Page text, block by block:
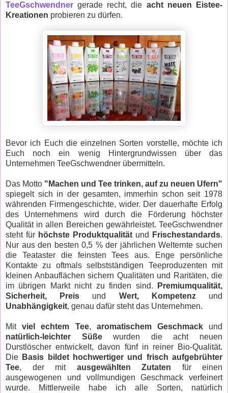
TeeGschwendner gerade recht, die acht neuen Eistee-
Kreationen probieren zu dürfen.
Bevor ich Euch die einzelnen Sorten vorstelle, möchte ich
Euch noch ein wenig Hintergrundwissen über das
Unternehmen TeeGschwendner übermitteln.
Das Motto "Machen und Tee trinken, auf zu neuen Ufern"
spiegelt sich in der gesamten, immerhin schon seit 1978
währenden Firmengeschichte, wider. Der dauerhafte Erfolg
des Unternehmens wird durch die Förderung höchster
Qualität in allen Bereichen gewährleistet. TeeGschwendner
steht für höchste Produktqualität und Frischestandards.
Nur aus den besten 0,5 % der jährlichen Welternte suchen
die Teataster die feinsten Tees aus. Enge persönliche
Kontakte zu oftmals selbstständigen Teeproduzenten mit
kleinen Anbauflächen sichern Qualitäten und Raritäten, die
im übrigen Markt nicht zu finden sind.
Premiumqualität,
Sicherheit, Preis und Wert, Kompetenz und
Unabhängigkeit, genau dafür steht das Unternehmen.
Mitviel echtem Tee, aromatischem Geschmackund
natürlich-leichter Süßewurden die acht neuen
Durstlöscher entwickelt, davon fünf in reiner Bio-Qualität.
Die Basis bildet hochwertiger und frisch aufgebrühter
Tee, der mit ausgewählten Zutaten für einen
ausgewogenen und vollmundigen Geschmack verfeinert
wurde. Mittlerweile habe ich alle Sorten, natürlich